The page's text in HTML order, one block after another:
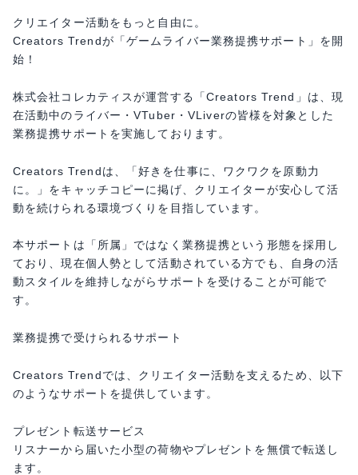
クリエイター活動をもっと自由に。
Creators Trendが「ゲームライバー業務提携サポート」を開
始！
株式会社コレカティスが運営する「Creators Trend」は、現
在活動中のライバー・VTuber・VLiverの皆様を対象とした
業務提携サポートを実施しております。
Creators Trendは、「好きを仕事に、ワクワクを原動力
に。」をキャッチコピーに掲げ、クリエイターが安心して活
動を続けられる環境づくりを目指しています。
本サポートは「所属」ではなく業務提携という形態を採用し
ており、現在個人勢として活動されている方でも、自身の活
動スタイルを維持しながらサポートを受けることが可能で
す。
業務提携で受けられるサポート
Creators Trendでは、クリエイター活動を支えるため、以下
のようなサポートを提供しています。
プレゼント転送サービス
リスナーから届いた小型の荷物やプレゼントを無償で転送し
ます。